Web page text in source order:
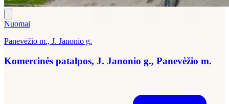
Nuomai
Panevėžio m., J. Janonio g.
Komercinės patalpos, J. Janonio g., Panevėžio m.